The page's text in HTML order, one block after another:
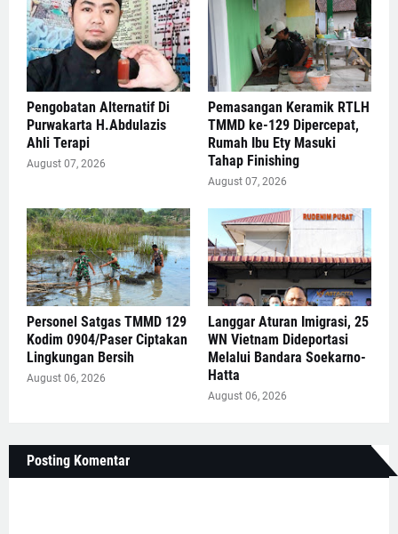
Pengobatan Alternatif Di
Purwakarta H.Abdulazis
Ahli Terapi
August 07, 2026
Pemasangan Keramik RTLH
TMMD ke-129 Dipercepat,
Rumah Ibu Ety Masuki
Tahap Finishing
August 07, 2026
Personel Satgas TMMD 129
Kodim 0904/Paser Ciptakan
Lingkungan Bersih
August 06, 2026
Langgar Aturan Imigrasi, 25
WN Vietnam Dideportasi
Melalui Bandara Soekarno-
Hatta
August 06, 2026
Posting Komentar